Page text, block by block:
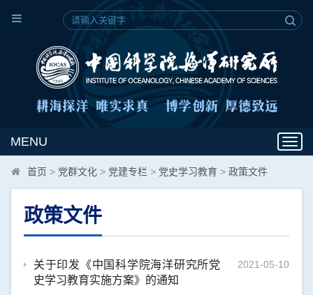
MENU
首页 > 党群文化 > 党建专栏 > 党史学习教育 > 政策文件
政策文件
2021-05-10
关于印发《中国科学院海洋研究所党
史学习教育实施方案》的通知